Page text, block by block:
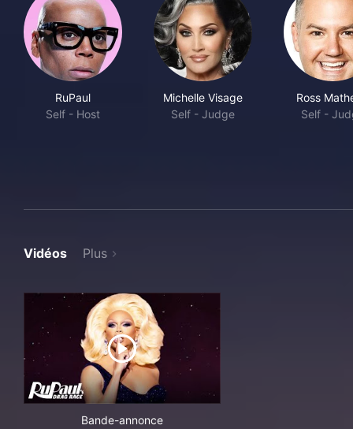
RuPaul
Self - Host
Michelle Visage
Self - Judge
Ross
Self -
Vidéos Plus
Bande-annonce